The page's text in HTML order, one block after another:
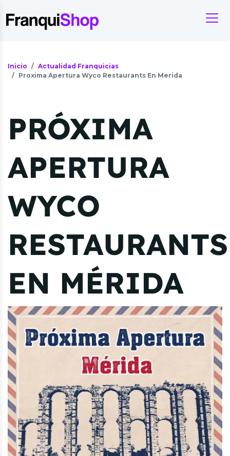
Inicio
Actualidad Franquicias
Proxima Apertura Wyco Restaurants En Merida
PRÓXIMA
APERTURA
WYCO
RESTAURANTS
EN MÉRIDA